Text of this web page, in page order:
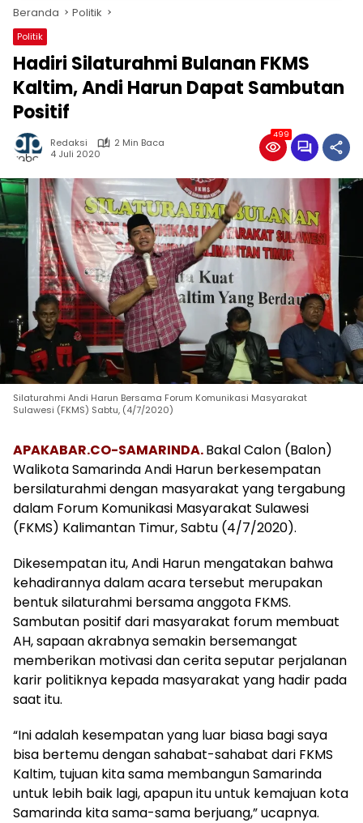
Beranda Politik
Politik
Hadiri Silaturahmi Bulanan FKMS
Kaltim, Andi Harun Dapat Sambutan
Positif
Redaksi
2 Min Baca
4 Juli 2020
499
Silaturahmi Andi Harun Bersama Forum Komunikasi Masyarakat
Sulawesi (FKMS) Sabtu, (4/7/2020)
APAKABAR.CO-SAMARINDA.Bakal Calon (Balon)
Walikota Samarinda Andi Harun berkesempatan
bersilaturahmi dengan masyarakat yang tergabung
dalam Forum Komunikasi Masyarakat Sulawesi
(FKMS) Kalimantan Timur, Sabtu (4/7/2020).
Dikesempatan itu, Andi Harun mengatakan bahwa
kehadirannya dalam acara tersebut merupakan
bentuk silaturahmi bersama anggota FKMS.
Sambutan positif dari masyarakat forum membuat
AH, sapaan akrabnya semakin bersemangat
memberikan motivasi dan cerita seputar perjalanan
karir politiknya kepada masyarakat yang hadir pada
saat itu.
“Ini adalah kesempatan yang luar biasa bagi saya
bisa bertemu dengan sahabat-sahabat dari FKMS
Kaltim, tujuan kita sama membangun Samarinda
untuk lebih baik lagi, apapun itu untuk kemajuan kota
Samarinda kita sama-sama berjuang,” ucapnya.